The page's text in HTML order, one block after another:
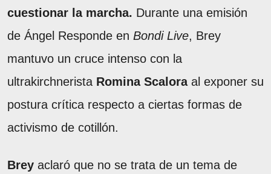
cuestionar la marcha. Durante una emisión
de Ángel Responde en Bondi Live, Brey
mantuvo un cruce intenso con la
ultrakirchnerista Romina Scalora al exponer su
postura crítica respecto a ciertas formas de
activismo de cotillón.
Brey aclaró que no se trata de un tema de